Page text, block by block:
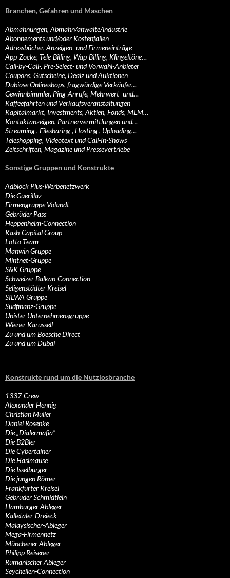
Branchen, Gefahren und Maschen
Abmahnungen, Abmahn/anwälte/industrie
Abonnements und/oder Kostenfallen
Adressbücher, Anzeigen- und Firmeneinträge
App-Zocke, Tele-Billing, Wap-Billing, Klingeltöne…
Call-by-Call-, Pre-Select- und Vorwahl-Anbieter
Coupons, Gutscheine, Dealz und Auktionen
Dubiose Onlineshops, fragwürdige Verkäufer…
Gewinnbimmler, Ping-Anrufe, Mehrwert- und…
Kaffeefahrten und Verkaufsveranstaltungen
Kapitalmarkt, Investments, Aktien, Fonds, MLM…
Kontaktanzeigen, Partnervermittlungen und…
Streaming-, Filesharing-, Hosting-, Uploading…
Teleshopping, Videotext und Call-In-Shows
Zeitschriften, Magazine und Pressevertriebe
Sonstige Gruppen und Konstrukte
Adblock Plus-Werbenetzwerk
Die Guerillaz
Firmengruppe Volandt
Gebrüder Pass
Heppenheim-Connection
Kash-Capital Group
Lotto-Team
Manwin Gruppe
Mintnet-Gruppe
S&K Gruppe
Schweizer Balkan-Connection
Seligenstädter Kreisel
SILWA Gruppe
Südfinanz-Gruppe
Unister Unternehmensgruppe
Wiener Karussell
Zu und um Boesche Direct
Zu und um Dubai
Konstrukte rund um die Nutzlosbranche
1337-Crew
Alexander Hennig
Christian Müller
Daniel Rosenke
Die „Dialermafia“
Die B2Bler
Die Cybertainer
Die Hasimäuse
Die Isselburger
Die jungen Römer
Frankfurter Kreisel
Gebrüder Schmidtlein
Hamburger Ableger
Kalletaler-Dreieck
Malaysischer-Ableger
Mega-Firmennetz
Münchener Ableger
Philipp Reisener
Rumänischer Ableger
Seychellen-Connection